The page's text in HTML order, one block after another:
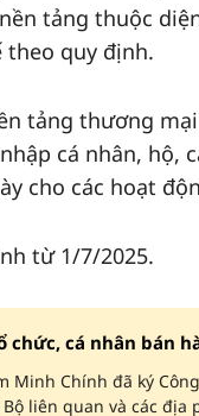
tảng thuộc
quy định.
tảng thương
cá nhân, hộ,
cho các hoạt
từ 1/7/2025.
chức, cá nhân bán
Minh Chính đã ký
liên quan và các